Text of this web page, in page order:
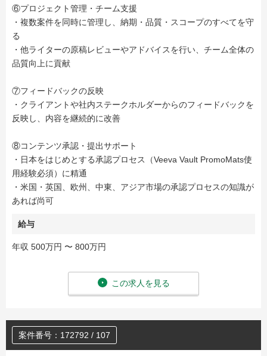
⑥プロジェクト管理・チーム支援
・複数案件を同時に管理し、納期・品質・スコープのすべてを守
る
・他ライターの原稿レビューやアドバイスを行い、チーム全体の
品質向上に貢献
⑦フィードバックの反映
・クライアントや社内ステークホルダーからのフィードバックを
反映し、内容を継続的に改善
⑧コンテンツ承認・提出サポート
・日本をはじめとする承認プロセス（Veeva Vault PromoMats使
用経験必須）に精通
・米国・英国、欧州、中東、アジア市場の承認プロセスの知識が
あれば尚可
給与
年収 500万円 〜 800万円
この求人を見る
案件番号：172792 / 107